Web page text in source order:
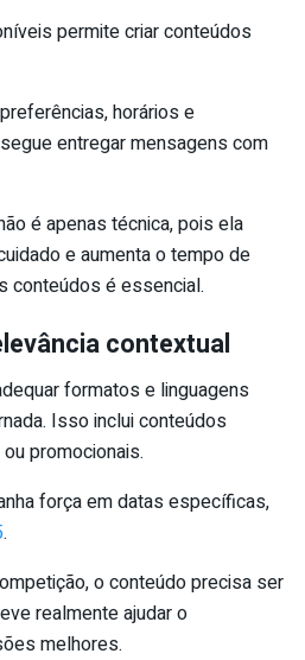
permite criar conteúdos
horários e
entregar mensagens com
é apenas técnica, pois ela
e aumenta o tempo de
conteúdos é essencial.
contextual
formatos e linguagens
Isso inclui conteúdos
promocionais.
força em datas específicas,
.
o conteúdo precisa ser
realmente ajudar o
melhores.